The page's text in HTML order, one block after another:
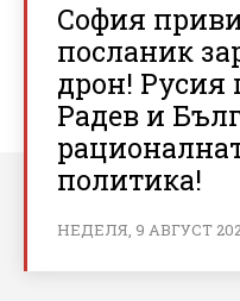
София
посланик
дрон! Русия
Радев и
политика!
НЕДЕЛЯ, 9 АВГУСТ